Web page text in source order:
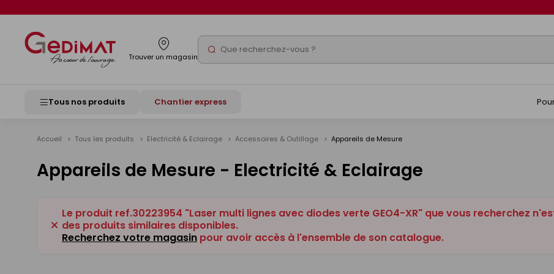
Trouver un magasin Rechercher
Tous nos produits Chantier express
Accueil Tous les produits Electricité & Eclairage Accessoires & Outillage Appareils de Mesure
Appareils de Mesure - Electricité & Eclairage
Le produit ref.30223954 "Laser multi lignes avec diodes verte GEO4-XR" que vous recherchez
des produits similaires disponibles.
Recherchez votre magasin pour avoir accès à l'ensemble de son catalogue.